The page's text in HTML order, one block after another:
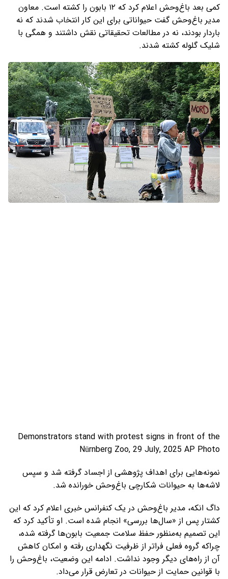
کمی بعد باغ‌وحش اعلام کرد که ۱۲ بابون را کشته است. معاون
مدیر باغ‌وحش گفت حیواناتی برای این کار انتخاب شدند که نه
باردار بودند، نه در مطالعات تحقیقاتی نقش داشتند و همگی با
شلیک گلوله کشته شدند.
Demonstrators stand with protest signs in front of the
Nürnberg Zoo, 29 July, 2025 AP Photo
نمونه‌هایی برای اهداف پژوهشی از اجساد گرفته شد و سپس
لاشه‌ها به حیوانات شکارچی باغ‌وحش خورانده شد.
داگ انکه، مدیر باغ‌وحش در یک کنفرانس خبری اعلام کرد که این
کشتار پس از «سال‌ها بررسی» انجام شده است. او تأکید کرد که
این تصمیم به‌منظور حفظ سلامت جمعیت بابون‌ها گرفته شده،
چراکه گروه فعلی فراتر از ظرفیت نگهداری رفته و امکان کاهش
آن از راه‌های دیگر وجود نداشت. ادامه این وضعیت، باغ‌وحش را
با قوانین حمایت از حیوانات در تعارض قرار می‌داد.